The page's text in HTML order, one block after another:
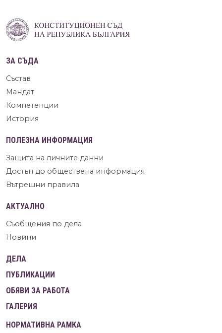
ЗА СЪДА
Състав
Мандат
Компетенции
История
ПОЛЕЗНА ИНФОРМАЦИЯ
Защита на личните данни
Достъп до обществена информация
Вътрешни правила
АКТУАЛНО
Съобщения по дела
Новини
ДЕЛА
ПУБЛИКАЦИИ
ОБЯВИ ЗА РАБОТА
ГАЛЕРИЯ
НОРМАТИВНА РАМКА